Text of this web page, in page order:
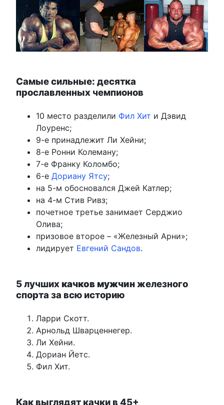
Самые сильные: десятка
прославленных чемпионов
10 место разделили Фил Хит и Дэвид
Лоуренс;
9-е принадлежит Ли Хейни;
8-е Ронни Колеману;
7-е Франку Коломбо;
6-е Дориану Ятсу;
на 5-м обосновался Джей Катлер;
на 4-м Стив Ривз;
почетное третье занимает Серджио
Олива;
призовое второе – «Железный Арни»;
лидирует Евгений Сандов.
5 лучших качков мужчинжелезного
спорта за всю историю
Ларри Скотт.
Арнольд Шварценнегер.
Ли Хейни.
Дориан Йетс.
Фил Хит.
Как выглядят качки в 45+